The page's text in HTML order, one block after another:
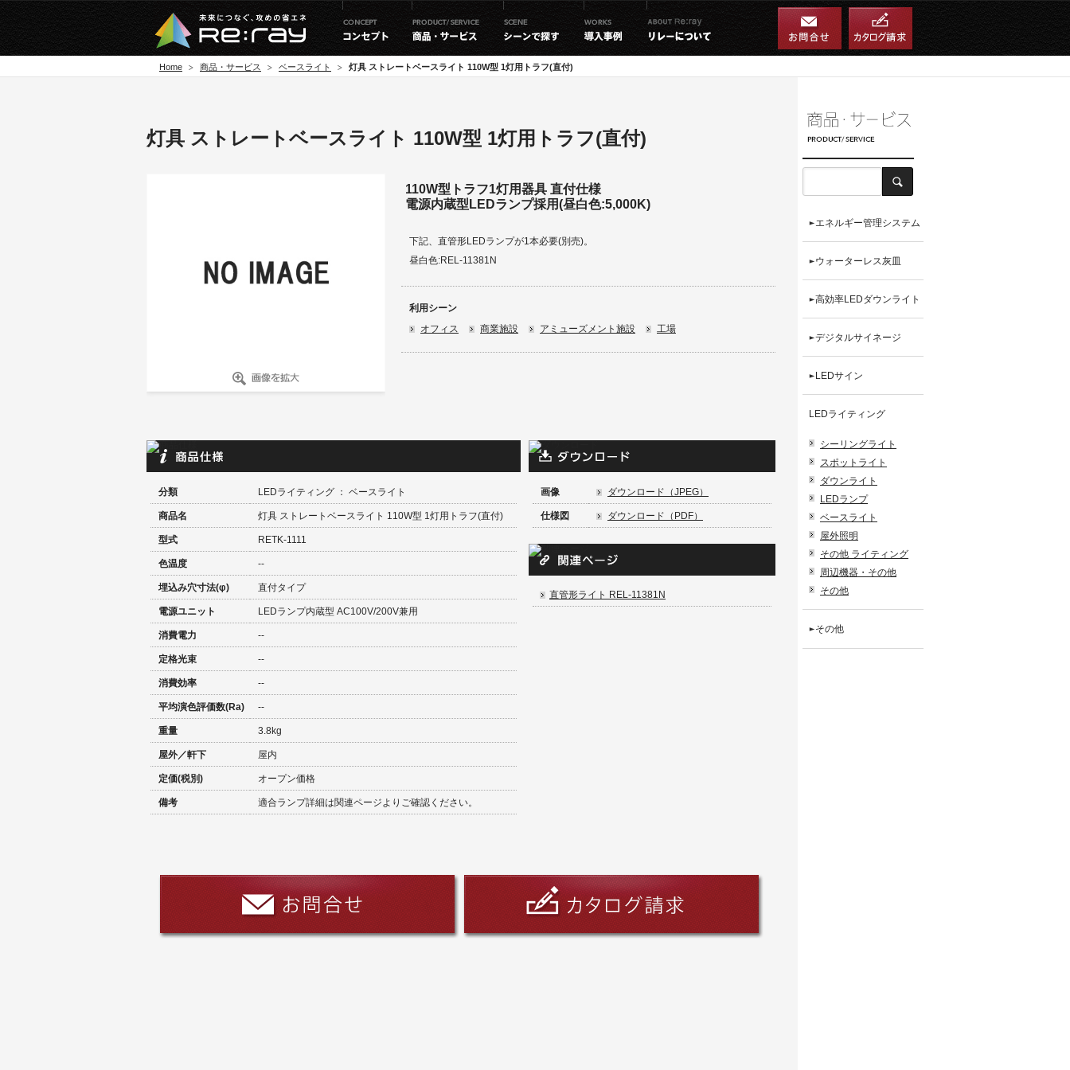
Home 商品・サービス ベースライト 灯具 ストレートベースライト 110W型 1灯用トラフ(直付)
灯具 ストレートベースライト 110W型 1灯用トラフ(直付)
110W型トラフ1灯用器具 直付仕様
電源内蔵型LEDランプ採用(昼白色:5,000K)
下記、直管形LEDランプが1本必要(別売)。
昼白色:REL-11381N
利用シーン
オフィス
商業施設 アミューズメント施設 工場
分類 LEDライティング ： ベースライト
商品名 灯具 ストレートベースライト 110W型 1灯用トラフ(直付)
型式 RETK-1111
色温度 --
埋込み穴寸法(φ) 直付タイプ
電源ユニット LEDランプ内蔵型 AC100V/200V兼用
消費電力 --
定格光束 --
消費効率 --
平均演色評価数(Ra) --
重量 3.8kg
屋外／軒下 屋内
定価(税別) オープン価格
備考 適合ランプ詳細は関連ページよりご確認ください。
画像 ダウンロード（JPEG）
仕様図 ダウンロード（PDF）
直管形ライト REL-11381N
エネルギー管理システム
ウォーターレス灰皿
高効率LEDダウンライト
デジタルサイネージ
LEDサイン
LEDライティング
シーリングライト
スポットライト
ダウンライト
LEDランプ
ベースライト
屋外照明
その他 ライティング
周辺機器・その他
その他
その他